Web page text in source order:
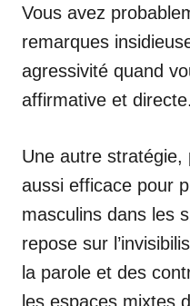
Vous avez
remarques
agressivité quand
affirmative et directe.
Une autre
aussi efficace pour
masculins dans les
repose sur
la parole et des
les espaces mixtes